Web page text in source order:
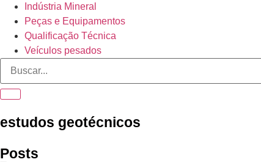
Indústria Mineral
Peças e Equipamentos
Qualificação Técnica
Veículos pesados
estudos geotécnicos
Posts